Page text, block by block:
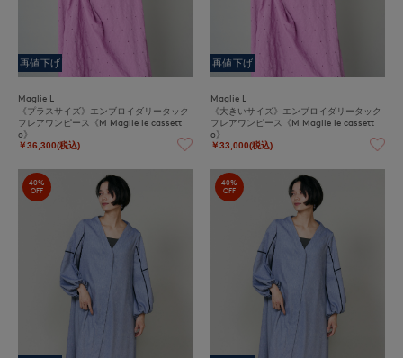
再値下げ
Maglie L
《プラスサイズ》エンブロイダリータック
フレアワンピース《M Maglie le cassett
o》
￥36,300(税込)
再値下げ
Maglie L
《大きいサイズ》エンブロイダリータック
フレアワンピース《M Maglie le cassett
o》
￥33,000(税込)
40%
OFF
40%
OFF